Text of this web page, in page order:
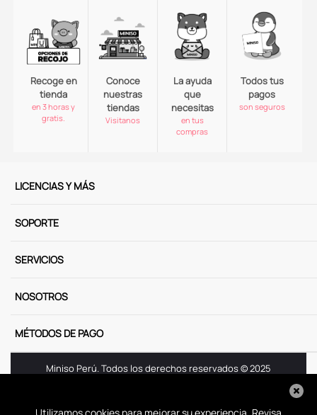
Recoge en
tienda
en 3 horas y
gratis.
Conoce
nuestras
tiendas
Visitanos
La ayuda
que
necesitas
en tus
compras
Todos tus
pagos
son seguros
LICENCIAS Y MÁS
SOPORTE
SERVICIOS
NOSOTROS
MÉTODOS DE PAGO
Miniso Perú. Todos los derechos reservados © 2025